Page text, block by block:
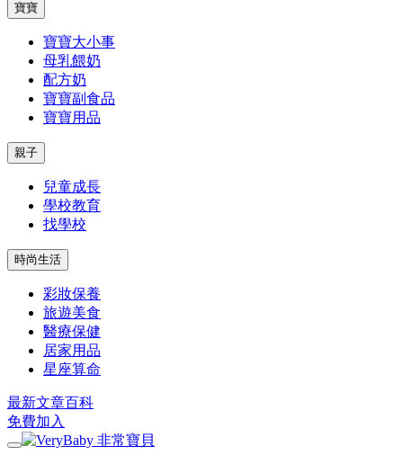
寶寶
寶寶大小事
母乳餵奶
配方奶
寶寶副食品
寶寶用品
親子
兒童成長
學校教育
找學校
時尚生活
彩妝保養
旅遊美食
醫療保健
居家用品
星座算命
最新文章百科
免費加入